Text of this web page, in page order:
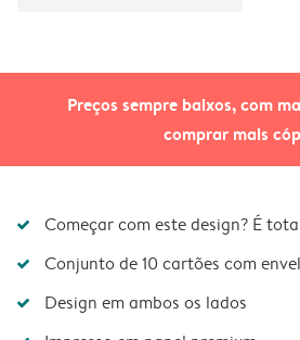
Preços sempre baixos, com
comprar mais
Começar com este design? É
Conjunto de 10 cartões com
Design em ambos os lados